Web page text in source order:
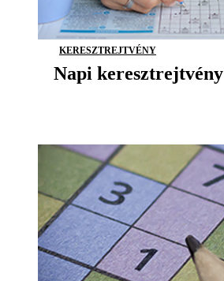
KERESZTREJTVÉNY
Napi keresztrejtvény